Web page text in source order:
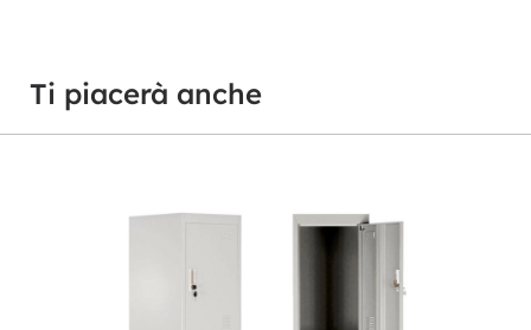
Ti piacerà anche